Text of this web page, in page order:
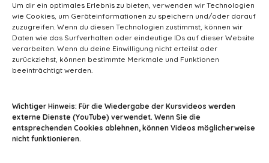
Um dir ein optimales Erlebnis zu bieten, verwenden wir Technologien
wie Cookies, um Geräteinformationen zu speichern und/oder darauf
zuzugreifen. Wenn du diesen Technologien zustimmst, können wir
Daten wie das Surfverhalten oder eindeutige IDs auf dieser Website
verarbeiten. Wenn du deine Einwilligung nicht erteilst oder
zurückziehst, können bestimmte Merkmale und Funktionen
beeinträchtigt werden.
Wichtiger Hinweis: Für die Wiedergabe der Kursvideos werden
externe Dienste (YouTube) verwendet. Wenn Sie die
entsprechenden Cookies ablehnen, können Videos möglicherweise
nicht funktionieren.
info@tiermedizin-wissen.de